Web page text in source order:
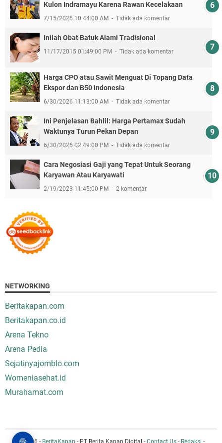
Kulon Indramayu Karena Rawan Kecelakaan
7/15/2026 10:44:00 AM Tidak ada komentar
Inilah Obat Batuk Alami Tradisional
11/17/2015 01:49:00 PM Tidak ada komentar
Harga CPO atau Sawit Menguat Di Topang Data
Ekspor dan B50 Indonesia
6/30/2026 11:13:00 AM Tidak ada komentar
Ini Penjelasan Bahlil: Harga Pertamax Sudah
Waktunya Turun Pekan Depan
6/30/2026 02:49:00 PM Tidak ada komentar
Cara Negosiasi Gaji yang Tepat Untuk Seorang
Karyawan Atau Karyawati
2/19/2023 11:45:00 PM 2 komentar
NETWORKING
Beritakapan.com
Beritakapan.co.id
Arena Tekno
Arena Pedia
Sejatinyajomblo.com
Womeniasehat.id
Murahamat.com